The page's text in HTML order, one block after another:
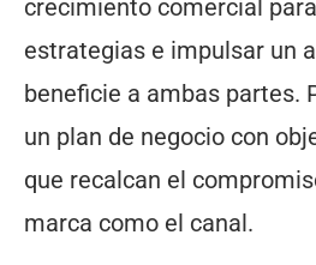
crecimiento comercial
estrategias e impulsar un
beneficie a ambas partes.
un plan de negocio con
que recalcan el
marca como el canal.